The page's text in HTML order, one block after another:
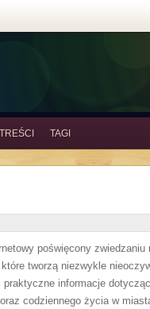
TAGI
poświęcony
tworzą niezwykle
informacje
codziennego życia w